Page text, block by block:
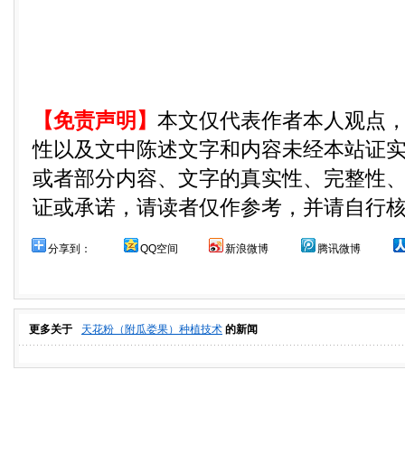
【免责声明】 本文仅代表作者本人观点
性以及文中陈述文字和内容未经本站证
或者部分内容、文字的真实性、完整性
证或承诺，请读者仅作参考，并请自行
分享到： QQ空间 新浪微博 腾讯微博
更多关于 天花粉（附瓜娄果）种植技术 的新闻